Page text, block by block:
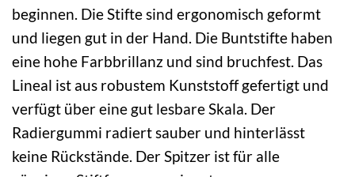
beginnen. Die Stifte sind ergonomisch geformt
und liegen gut in der Hand. Die Buntstifte haben
eine hohe Farbbrillanz und sind bruchfest. Das
Lineal ist aus robustem Kunststoff gefertigt und
verfügt über eine gut lesbare Skala. Der
Radiergummi radiert sauber und hinterlässt
keine Rückstände. Der Spitzer ist für alle